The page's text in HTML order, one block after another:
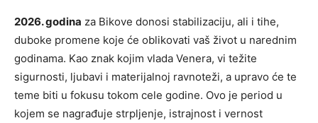
2026. godina za Bikove donosi stabilizaciju, ali i tihe,
duboke promene koje će oblikovati vaš život u narednim
godinama. Kao znak kojim vlada Venera, vi težite
sigurnosti, ljubavi i materijalnoj ravnoteži, a upravo će te
teme biti u fokusu tokom cele godine. Ovo je period u
kojem se nagrađuje strpljenje, istrajnost i vernost